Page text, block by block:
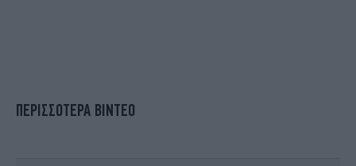
ΠΕΡΙΣΣΟΤΕΡΑ ΒΙΝΤΕΟ